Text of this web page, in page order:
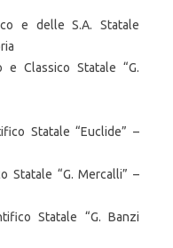
e delle S.A. Statale
Classico Statale “G.
Statale “Euclide” –
Statale “G. Mercalli” –
Statale “G. Banzi